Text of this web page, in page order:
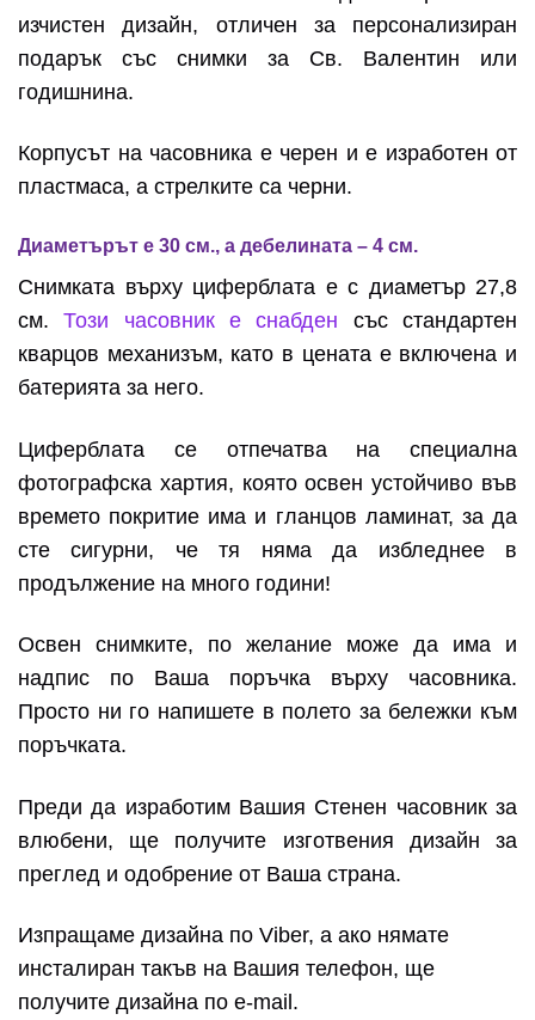
изчистен дизайн, отличен за персонализиран
подарък със снимки за Св. Валентин или
годишнина.
Корпусът на часовника е черен и е изработен от
пластмаса, а стрелките са черни.
Диаметърът е 30 см., а дебелината – 4 см.
Снимката върху циферблата е с диаметър 27,8
см.Този часовник е снабден със стандартен
кварцов механизъм, като в цената е включена и
батерията за него.
Циферблата се отпечатва на специална
фотографска хартия, която освен устойчиво във
времето покритие има и гланцов ламинат, за да
сте сигурни, че тя няма да избледнее в
продължение на много години!
Освен снимките, по желание може да има и
надпис по Ваша поръчка върху часовника.
Просто ни го напишете в полето за бележки към
поръчката.
Преди да изработим Вашия Стенен часовник за
влюбени, ще получите изготвения дизайн за
преглед и одобрение от Ваша страна.
Изпращаме дизайна по Viber, а ако нямате
инсталиран такъв на Вашия телефон, ще
получите дизайна по e-mail.